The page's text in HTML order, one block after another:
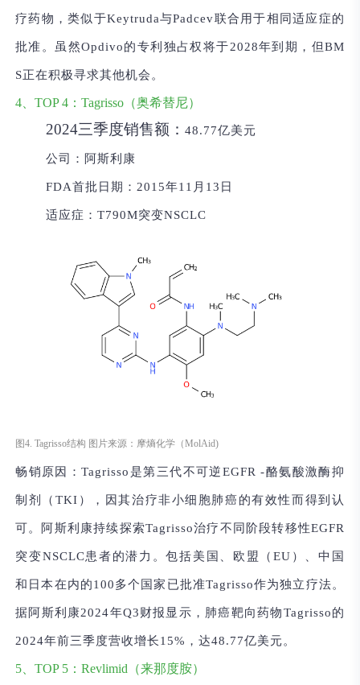
疗药物，类似于Keytruda与Padcev联合用于相同适应症的
批准。虽然Opdivo的专利独占权将于2028年到期，但BM
S正在积极寻求其他机会。
4、TOP 4：Tagrisso（奥希替尼）
2024三季度销售额：48.77亿美元
公司： 阿斯利康
FDA首批日期： 2015年11月13日
适应症：T790M突变NSCLC
图4. Tagrisso结构 图片来源：摩熵化学（MolAid)
畅销原因：Tagrisso是第三代不可逆EGFR -酪氨酸激酶抑
制剂（TKI），因其治疗非小细胞肺癌的有效性而得到认
可。阿斯利康持续探索Tagrisso治疗不同阶段转移性EGFR
突变NSCLC患者的潜力。包括美国、欧盟（EU）、中国
和日本在内的100多个国家已批准Tagrisso作为独立疗法。
据阿斯利康2024年Q3财报显示，肺癌靶向药物Tagrisso的
2024年前三季度营收增长15%，达48.77亿美元。
5、TOP 5：Revlimid（来那度胺）